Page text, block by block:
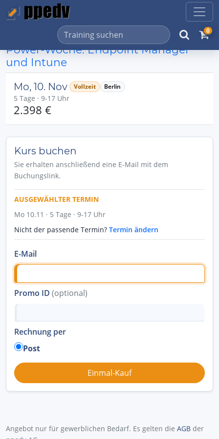
0
Power-Woche: Endpoint Manager
und Intune
Mo, 10. Nov Vollzeit Berlin
5 Tage · 9-17 Uhr
2.398 €
Kurs buchen
Sie erhalten anschließend eine E-Mail mit dem
Buchungslink.
AUSGEWÄHLTER TERMIN
Mo 10.11 · 5 Tage · 9-17 Uhr
Nicht der passende Termin? Termin ändern
E-Mail
Promo ID (optional)
Rechnung per
Post
Angebot nur für gewerblichen Bedarf. Es gelten die AGB der